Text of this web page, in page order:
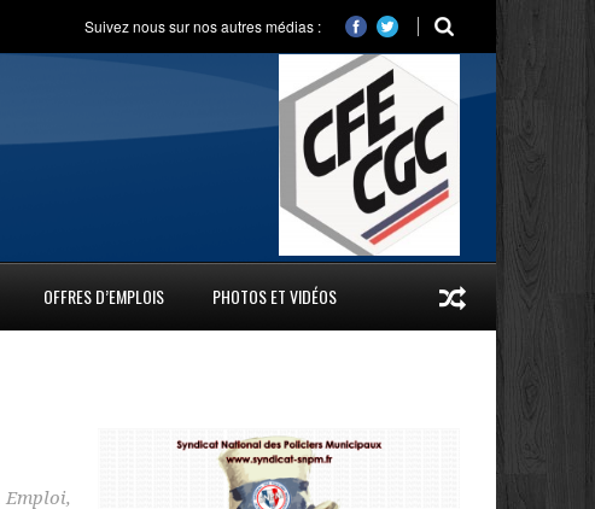
Suivez nous sur nos autres médias :
OFFRES D’EMPLOIS PHOTOS ET VIDÉOS
Emploi,